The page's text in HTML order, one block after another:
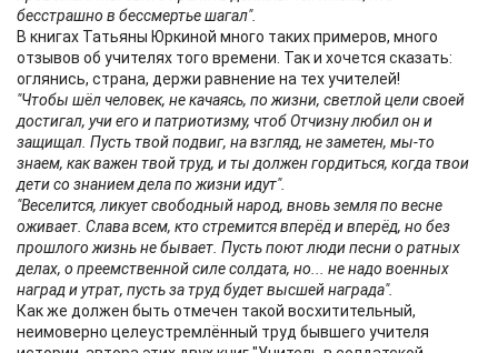
бесстрашно в бессмертье шагал".
В книгах Татьяны Юркиной много таких примеров, много
отзывов об учителях того времени. Так и хочется сказать:
оглянись, страна, держи равнение на тех учителей!
"Чтобы шёл человек, не качаясь, по жизни, светлой цели своей
достигал, учи его и патриотизму, чтоб Отчизну любил он и
защищал. Пусть твой подвиг, на взгляд, не заметен, мы-то
знаем, как важен твой труд, и ты должен гордиться, когда твои
дети со знанием дела по жизни идут".
"Веселится, ликует свободный народ, вновь земля по весне
оживает. Слава всем, кто стремится вперёд и вперёд, но без
прошлого жизнь не бывает. Пусть поют люди песни о ратных
делах, о преемственной силе солдата, но... не надо военных
наград и утрат, пусть за труд будет высшей награда".
Как же должен быть отмечен такой восхитительный,
неимоверно целеустремлённый труд бывшего учителя